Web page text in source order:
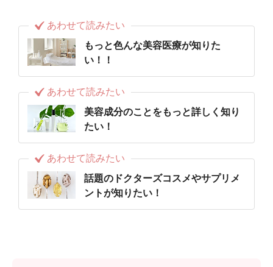
あわせて読みたい
もっと色んな美容医療が知りた
い！！
あわせて読みたい
美容成分のことをもっと詳しく知り
たい！
あわせて読みたい
話題のドクターズコスメやサプリメ
ントが知りたい！